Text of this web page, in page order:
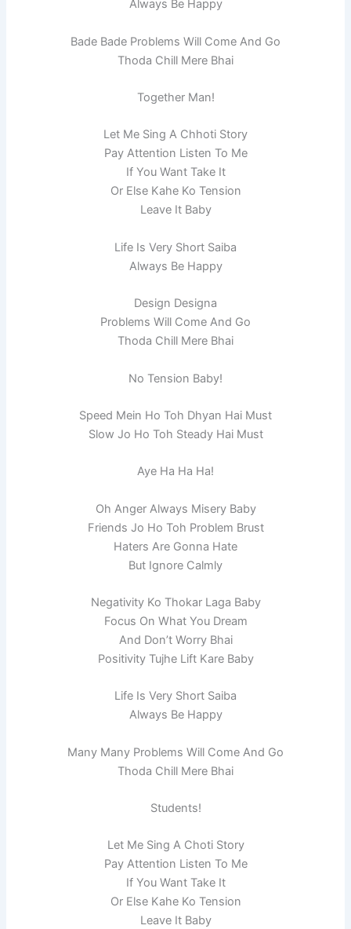
Always Be Happy
Bade Bade Problems Will Come And Go
Thoda Chill Mere Bhai
Together Man!
Let Me Sing A Chhoti Story
Pay Attention Listen To Me
If You Want Take It
Or Else Kahe Ko Tension
Leave It Baby
Life Is Very Short Saiba
Always Be Happy
Design Designa
Problems Will Come And Go
Thoda Chill Mere Bhai
No Tension Baby!
Speed Mein Ho Toh Dhyan Hai Must
Slow Jo Ho Toh Steady Hai Must
Aye Ha Ha Ha!
Oh Anger Always Misery Baby
Friends Jo Ho Toh Problem Brust
Haters Are Gonna Hate
But Ignore Calmly
Negativity Ko Thokar Laga Baby
Focus On What You Dream
And Don’t Worry Bhai
Positivity Tujhe Lift Kare Baby
Life Is Very Short Saiba
Always Be Happy
Many Many Problems Will Come And Go
Thoda Chill Mere Bhai
Students!
Let Me Sing A Choti Story
Pay Attention Listen To Me
If You Want Take It
Or Else Kahe Ko Tension
Leave It Baby